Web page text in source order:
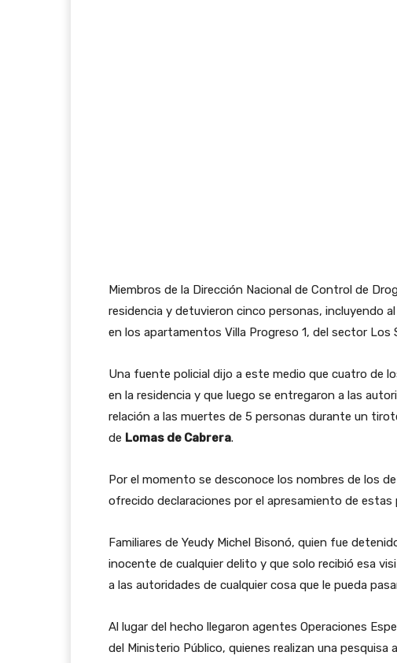
Miembros de la Dirección Nacional de Control de
residencia y detuvieron cinco personas, incluyendo
en los apartamentos Villa Progreso 1, del sector Los
Una fuente policial dijo a este medio que cuatro de
en la residencia y que luego se entregaron a las
relación a las muertes de 5 personas durante un
de Lomas de Cabrera.
Por el momento se desconoce los nombres de los
ofrecido declaraciones por el apresamiento de estas
Familiares de Yeudy Michel Bisonó, quien fue
inocente de cualquier delito y que solo recibió esa
a las autoridades de cualquier cosa que le pueda
Al lugar del hecho llegaron agentes Operaciones
del Ministerio Público, quienes realizan una pesquisa